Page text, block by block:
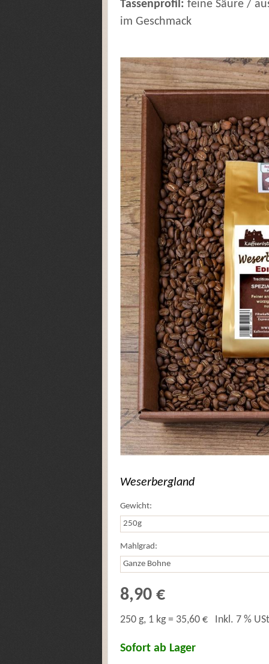
Tassenprofil: feine Säure /
im Geschmack
Weserbergland
Gewicht:
Mahlgrad:
8,90 €
250 g, 1 kg = 35,60 € Inkl. 7 %
Sofort ab Lager